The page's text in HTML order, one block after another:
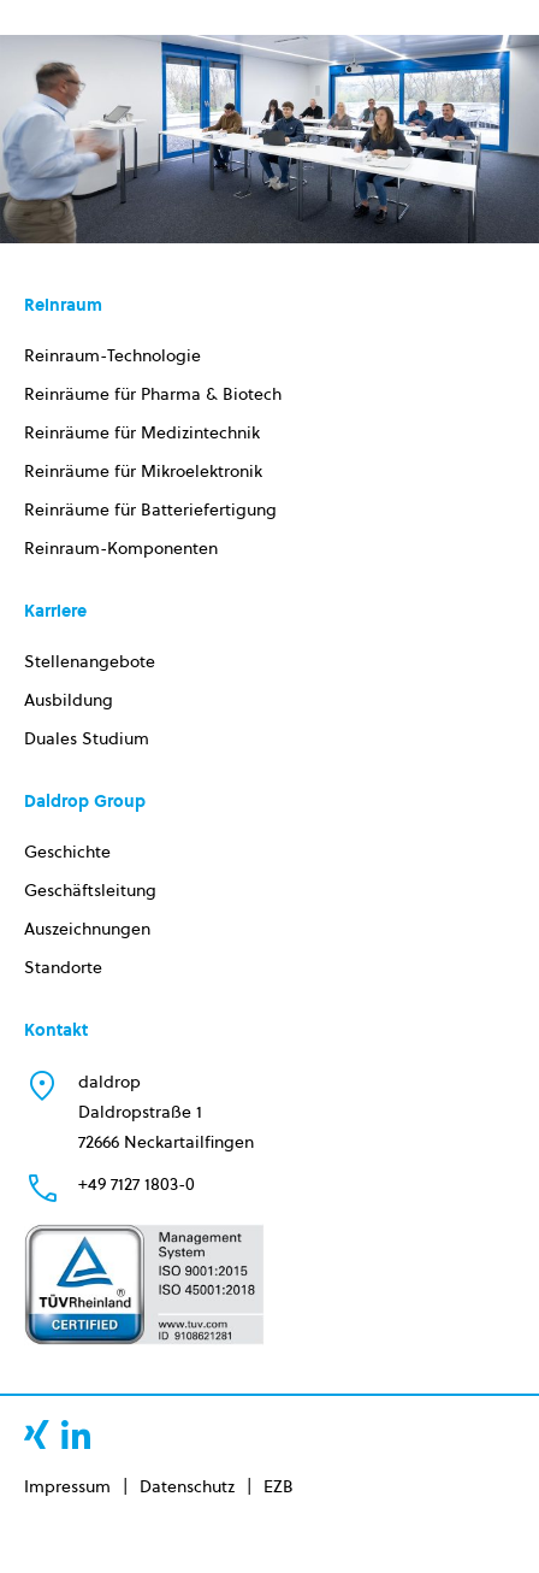
Reinraum
Reinraum-Technologie
Reinräume für Pharma & Biotech
Reinräume für Medizintechnik
Reinräume für Mikroelektronik
Reinräume für Batteriefertigung
Reinraum-Komponenten
Karriere
Stellenangebote
Ausbildung
Duales Studium
Daldrop Group
Geschichte
Geschäftsleitung
Auszeichnungen
Standorte
Kontakt
daldrop
Daldropstraße 1
72666 Neckartailfingen
+49 7127 1803-0
Impressum Datenschutz EZB